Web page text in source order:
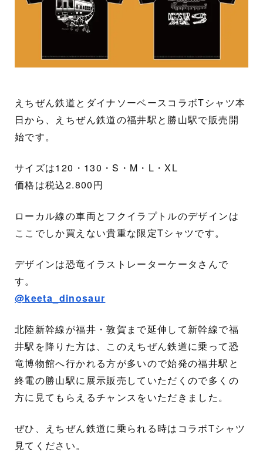
えちぜん鉄道とダイナソーベースコラボTシャツ本
日から、えちぜん鉄道の福井駅と勝山駅で販売開
始です。
サイズは120・130・S・M・L・XL
価格は税込2.800円
ローカル線の車両とフクイラプトルのデザインは
ここでしか買えない貴重な限定Tシャツです。
デザインは恐竜イラストレーターケータさんで
す。
@keeta_dinosaur
北陸新幹線が福井・敦賀まで延伸して新幹線で福
井駅を降りた方は、このえちぜん鉄道に乗って恐
竜博物館へ行かれる方が多いので始発の福井駅と
終電の勝山駅に展示販売していただくので多くの
方に見てもらえるチャンスをいただきました。
ぜひ、えちぜん鉄道に乗られる時はコラボTシャツ
見てください。